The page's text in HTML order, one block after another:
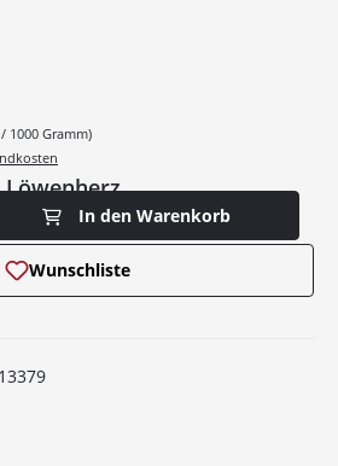
Löwenherz
1000 Gramm)
Gib den gewünschten
In den Warenkorb
Wunschliste